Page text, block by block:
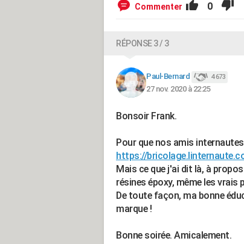
Commenter 0
RÉPONSE 3 / 3
Paul-Bernard 4 673
27 nov. 2020 à 22:25
Bonsoir Frank.
Pour que nos amis
https://
Mais ce que j'ai dit là, à
résines époxy, même les
De toute façon, ma bonne
marque !
Bonne soirée. Amicalement.